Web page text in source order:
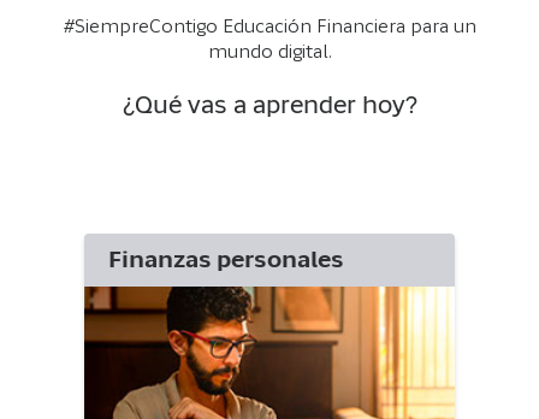
#SiempreContigo Educación Financiera para un
mundo digital.
¿Qué vas a aprender hoy?
Finanzas personales